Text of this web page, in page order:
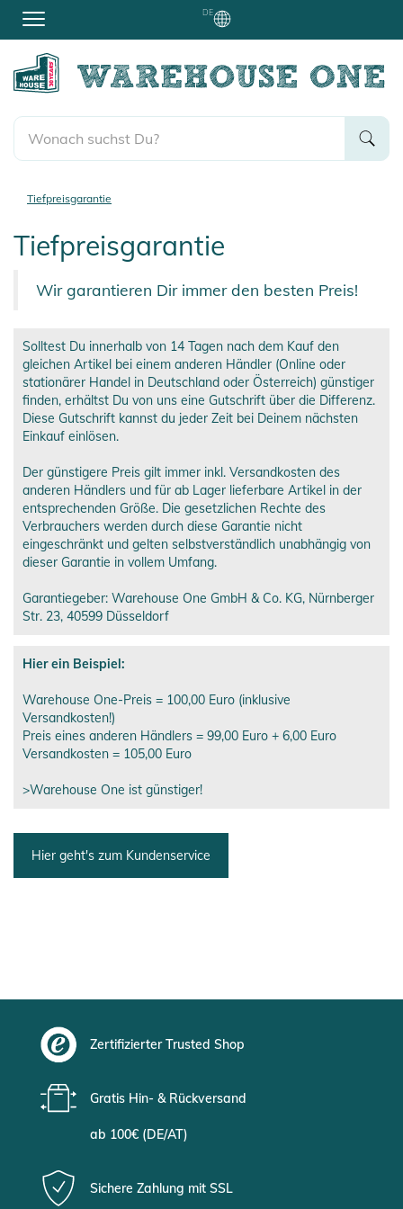
DE
Tiefpreisgarantie
Tiefpreisgarantie
Wir garantieren Dir immer den besten Preis!
Solltest Du innerhalb von 14 Tagen nach dem Kauf den
gleichen Artikel bei einem anderen Händler (Online oder
stationärer Handel in Deutschland oder Österreich) günstiger
finden, erhältst Du von uns eine Gutschrift über die Differenz.
Diese Gutschrift kannst du jeder Zeit bei Deinem nächsten
Einkauf einlösen.
Der günstigere Preis gilt immer inkl. Versandkosten des
anderen Händlers und für ab Lager lieferbare Artikel in der
entsprechenden Größe. Die gesetzlichen Rechte des
Verbrauchers werden durch diese Garantie nicht
eingeschränkt und gelten selbstverständlich unabhängig von
dieser Garantie in vollem Umfang.
Garantiegeber: Warehouse One GmbH & Co. KG, Nürnberger
Str. 23, 40599 Düsseldorf
Hier ein Beispiel:
Warehouse One-Preis = 100,00 Euro (inklusive
Versandkosten!)
Preis eines anderen Händlers = 99,00 Euro + 6,00 Euro
Versandkosten = 105,00 Euro
>Warehouse One ist günstiger!
Hier geht's zum Kundenservice
Zertifizierter Trusted Shop
Gratis Hin- & Rückversand
ab 100€ (DE/AT)
Sichere Zahlung mit SSL